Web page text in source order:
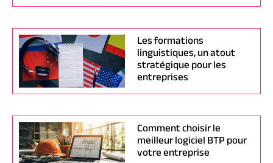
Les formations
linguistiques, un atout
stratégique pour les
entreprises
Comment choisir le
meilleur logiciel BTP pour
votre entreprise